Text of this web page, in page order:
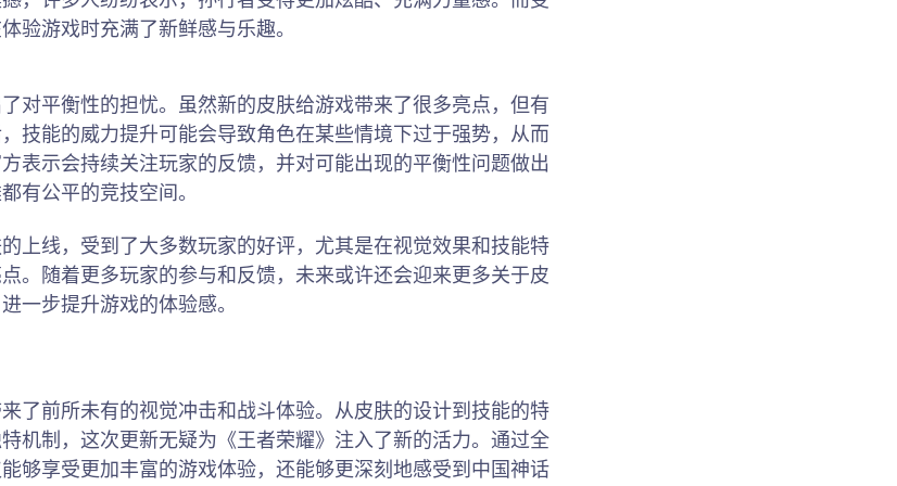
验游戏时充满了新鲜感与乐趣。
对平衡性的担忧。虽然新的皮肤给游戏带来了很多亮点，但有
技能的威力提升可能会导致角色在某些情境下过于强势，从而
表示会持续关注玩家的反馈，并对可能出现的平衡性问题做出
有公平的竞技空间。
上线，受到了大多数玩家的好评，尤其是在视觉效果和技能特
。随着更多玩家的参与和反馈，未来或许还会迎来更多关于皮
一步提升游戏的体验感。
了前所未有的视觉冲击和战斗体验。从皮肤的设计到技能的特
机制，这次更新无疑为《王者荣耀》注入了新的活力。通过全
够享受更加丰富的游戏体验，还能够更深刻地感受到中国神话